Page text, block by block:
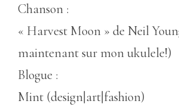
Chanson :
« Harvest Moon » de Neil
maintenant sur mon ukulele!)
Blogue :
Mint (design|art|fashion)